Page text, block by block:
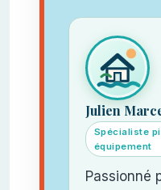
Julien
Spécialiste
équipement
Passionné